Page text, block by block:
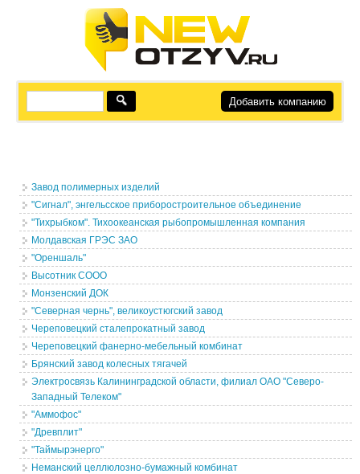
Добавить компанию
Завод полимерных изделий
"Сигнал", энгельсское приборостроительное объединение
"Тихрыбком". Тихоокеанская рыбопромышленная компания
Молдавская ГРЭС ЗАО
"Ореншаль"
Высотник СООО
Монзенский ДОК
"Северная чернь", великоустюгский завод
Череповецкий сталепрокатный завод
Череповецкий фанерно-мебельный комбинат
Брянский завод колесных тягачей
Электросвязь Калининградской области, филиал ОАО "Северо-
Западный Телеком"
"Аммофос"
"Древплит"
"Таймырэнерго"
Неманский целлюлозно-бумажный комбинат